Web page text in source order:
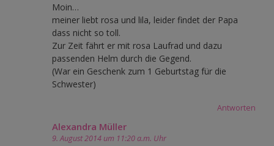
Moin…
meiner liebt rosa und lila, leider findet der Papa
dass nicht so toll.
Zur Zeit fährt er mit rosa Laufrad und dazu
passenden Helm durch die Gegend.
(War ein Geschenk zum 1 Geburtstag für die
Schwester)
Antworten
Alexandra Müller
9. August 2014 um 11:20 a.m. Uhr